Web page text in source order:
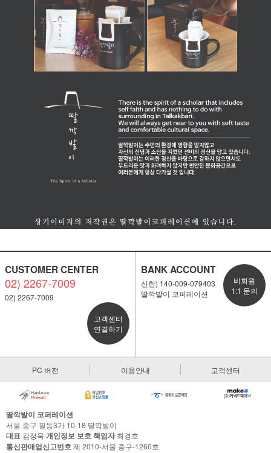
CUSTOMER CENTER
02) 2267-7009
02) 2267-7009
고객센터
연결하기
BANK ACCOUNT
신한) 140-009-079403
딸깍발이 코퍼레이션
비회원
1:1 문의
PC 버전 이용안내 고객센터
딸깍발이 코퍼레이션
서울 중구 필동3가 10-18 딸깍발이
대표 김정욱 개인정보 보호 책임자최경호
통신판매업신고번호제 2010-서울 중구-1260호